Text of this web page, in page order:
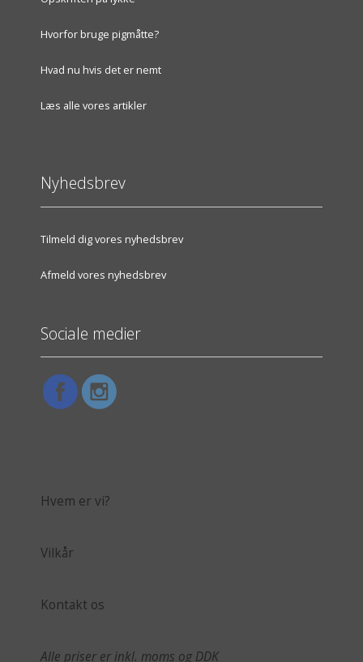
Hvorfor bruge pigmåtte?
Hvad nu hvis det er nemt
Læs alle vores artikler
Nyhedsbrev
Tilmeld dig vores nyhedsbrev
Afmeld vores nyhedsbrev
Sociale medier
Hvem er vi?
Vilkår
Kontakt os
Alle priser er inkl. moms og DDK